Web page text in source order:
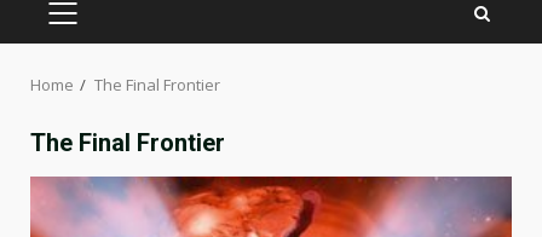
PRIMARY
Home The Final Frontier
The Final Frontier